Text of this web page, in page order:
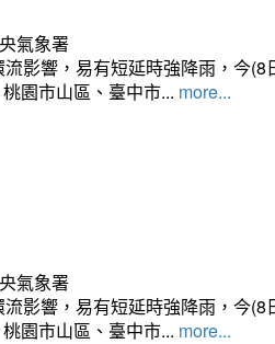
氣象署
影響，易有短延時強降雨，今
園市山區、臺中市... more...
氣象署
影響，易有短延時強降雨，今
園市山區、臺中市... more...